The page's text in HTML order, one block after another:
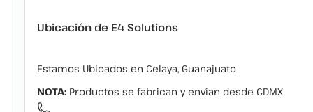
Ubicación de E4 Solutions
Estamos Ubicados en Celaya, Guanajuato
NOTA: Productos se fabrican y envían desde CDMX